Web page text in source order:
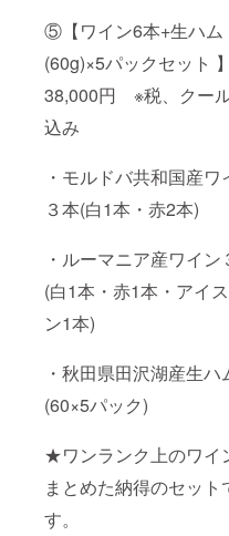
⑤【ワイン6本+生ハム
(60g)×5パックセット 】
38,000円 ※税、クー
込み
・モルドバ共和国産ワ
３本(白1本・赤2本)
・ルーマニア産ワイン
(白1本・赤1本・アイ
ン1本)
・秋田県田沢湖産生ハ
(60×5パック)
★ワンランク上のワイ
まとめた納得のセット
す。